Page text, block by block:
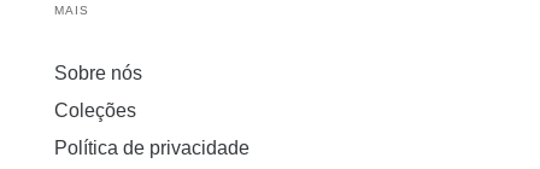
MAIS
Sobre nós
Coleções
Política de privacidade